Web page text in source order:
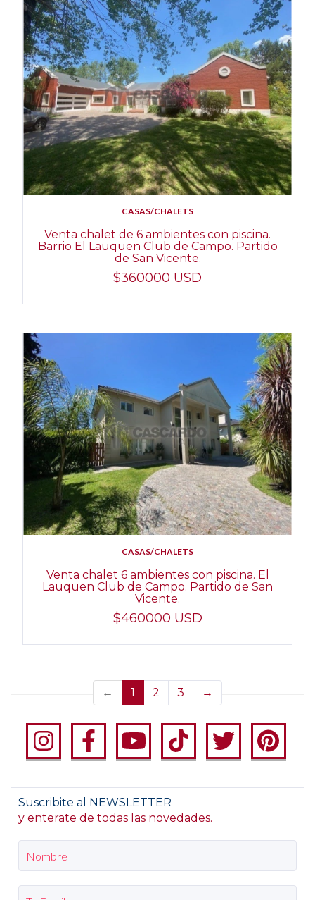
CASAS/CHALETS
Venta chalet de 6 ambientes con piscina.
Barrio El Lauquen Club de Campo. Partido
de San Vicente.
$360000 USD
CASAS/CHALETS
Venta chalet 6 ambientes con piscina. El
Lauquen Club de Campo. Partido de San
Vicente.
$460000 USD
← 1 (current)
2 3 →
Suscribite al NEWSLETTER
y enterate de todas las novedades.